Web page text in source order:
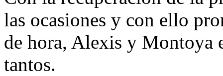
las ocasiones y con ello
de hora, Alexis y Montoya
tantos.